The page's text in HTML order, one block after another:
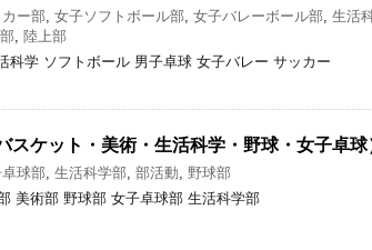
ー部, 女子ソフトボール部, 女子バレーボール部, 生活
, 陸上部
科学 ソフトボール 男子卓球 女子バレー サッカー
スケット・美術・生活科学・野球・女子卓球
球部, 生活科学部, 部活動, 野球部
美術部 野球部 女子卓球部 生活科学部